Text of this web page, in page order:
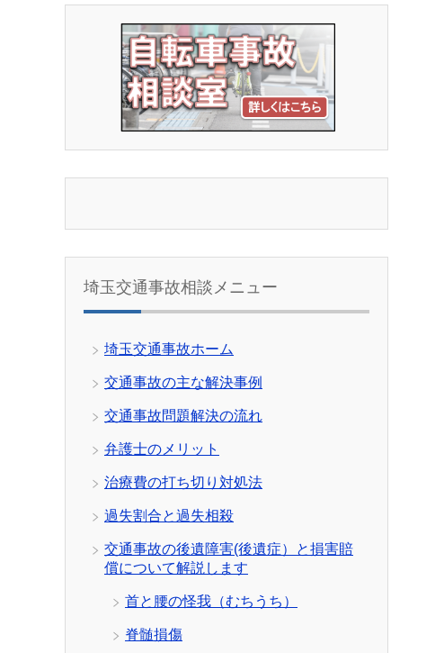
埼玉交通事故相談メニュー
埼玉交通事故ホーム
交通事故の主な解決事例
交通事故問題解決の流れ
弁護士のメリット
治療費の打ち切り対処法
過失割合と過失相殺
交通事故の後遺障害(後遺症）と損害賠
償について解説します
首と腰の怪我（むちうち）
脊髄損傷